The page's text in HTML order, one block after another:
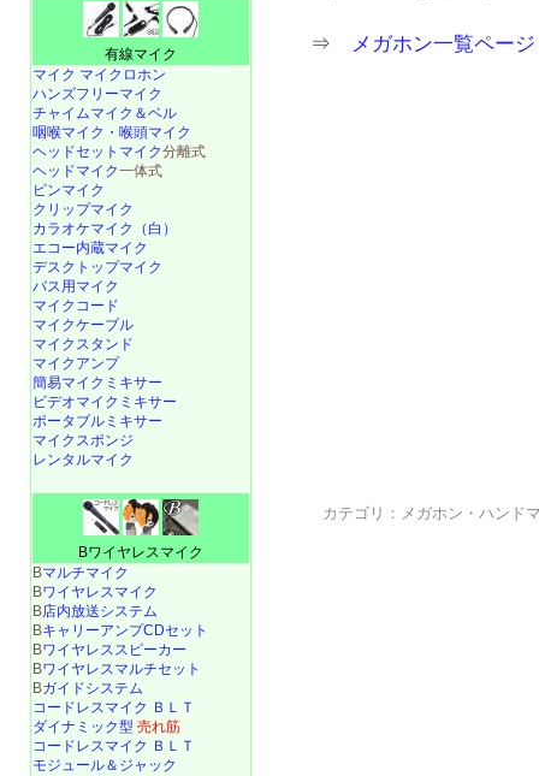
⇒ メガホン一覧ページ
カテゴリ： メガホン・ハンド
有線マイク
マイク マイクロホン
ハンズフリーマイク
チャイムマイク＆ベル
咽喉マイク・喉頭マイク
ヘッドセットマイク分離式
ヘッドマイク一体式
ピンマイク
クリップマイク
カラオケマイク（白）
エコー内蔵マイク
デスクトップマイク
バス用マイク
マイクコード
マイクケーブル
マイクスタンド
マイクアンプ
簡易マイクミキサー
ビデオマイクミキサー
ポータブルミキサー
マイクスポンジ
レンタルマイク
Bワイヤレスマイク
Bマルチマイク
Bワイヤレスマイク
B店内放送システム
BキャリーアンプCDセット
Bワイヤレススピーカー
Bワイヤレスマルチセット
Bガイドシステム
コードレスマイク ＢＬＴ
ダイナミック型 売れ筋
コードレスマイク ＢＬＴ
モジュール＆ジャック